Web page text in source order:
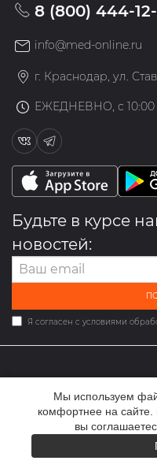
Мы используем
комфортнее на сайте.
вы
8 (800) 444-
info@med-online.ru
г. Краснодар, ул.
ЕЖЕДНЕВНО, с 10:00
Будьте в курсе
новостей:
Я согласен с условиями
2026 © Мультибрендовый
online.ru